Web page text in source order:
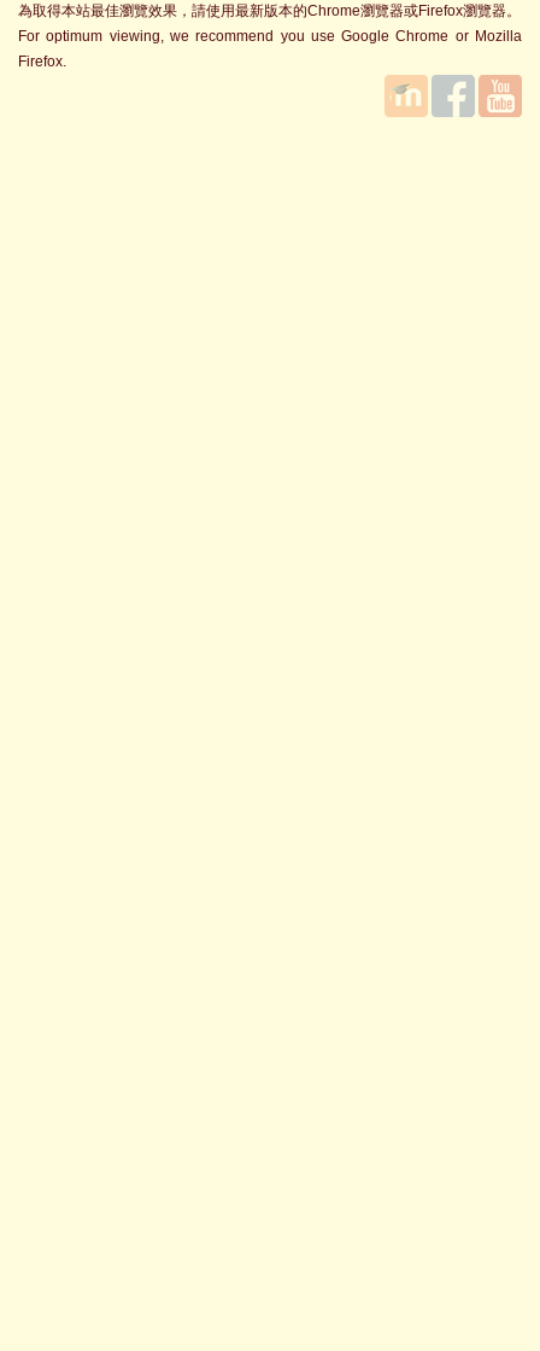
為取得本站最佳瀏覽效果，請使用最新版本的Chrome瀏覽器或Firefox瀏覽器。
For optimum viewing, we recommend you use Google Chrome or Mozilla
Firefox.